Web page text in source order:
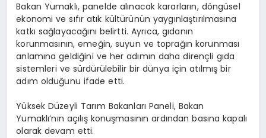
Bakan Yumaklı, panelde alınacak kararların, döngüsel
ekonomi ve sıfır atık kültürünün yaygınlaştırılmasına
katkı sağlayacağını belirtti. Ayrıca, gıdanın
korunmasının, emeğin, suyun ve toprağın korunması
anlamına geldiğini ve her adımın daha dirençli gıda
sistemleri ve sürdürülebilir bir dünya için atılmış bir
adım olduğunu ifade etti.
Yüksek Düzeyli Tarım Bakanları Paneli, Bakan
Yumaklı’nın açılış konuşmasının ardından basına kapalı
olarak devam etti.